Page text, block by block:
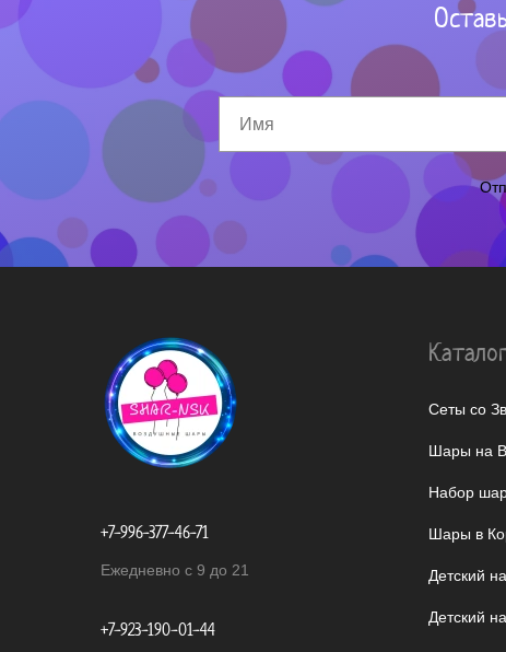
+7-996-377-46-71
Ежедневно с 9 до 21
+7-923-190-01-44
Сеты со
Шары на
Набор
Шары в
Детский
Детский